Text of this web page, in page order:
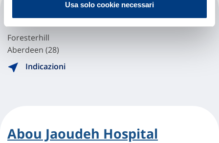
Usa solo cookie necessari
Aberdeen Royal Infirmary
Foresterhill
Aberdeen (28)
Indicazioni
Abou Jaoudeh Hospital